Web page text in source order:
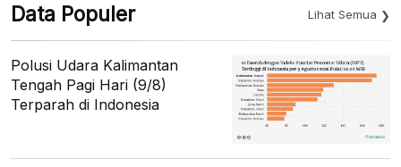
Data Populer Lihat Semua
Polusi Udara Kalimantan
Tengah Pagi Hari (9/8)
Terparah di Indonesia